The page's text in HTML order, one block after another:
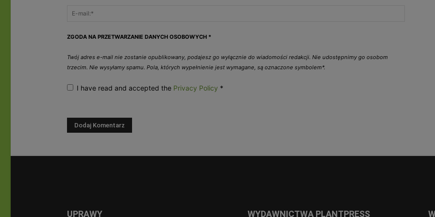
ZGODA NA PRZETWARZANIE DANYCH OSOBOWYCH *
Twój adres e-mail nie zostanie opublikowany, podajesz go wyłącznie do wiadomości redakcji. Nie udostępnimy go osobom
trzecim. Nie wysyłamy spamu. Pola, których wypełnienie jest wymagane, są oznaczone symbolem*.
I have read and accepted the Privacy Policy *
UPRAWY WYDAWNICTWA PLANTPRESS